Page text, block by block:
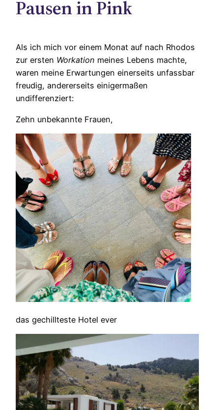
Pausen in Pink
Als ich mich vor einem Monat auf nach Rhodos
zur ersten Workation meines Lebens machte,
waren meine Erwartungen einerseits unfassbar
freudig, andererseits einigermaßen
undifferenziert:
Zehn unbekannte Frauen,
das gechillteste Hotel ever